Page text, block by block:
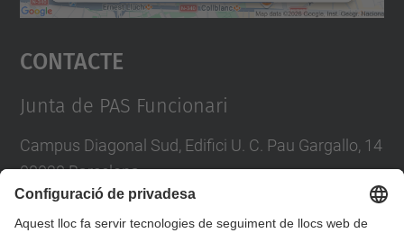
Accepta
powered by
Contacte
Junta de PAS Funcionari
Campus Diagonal Sud, Edifici U. C. Pau Gargallo, 14
08028 Barcelona